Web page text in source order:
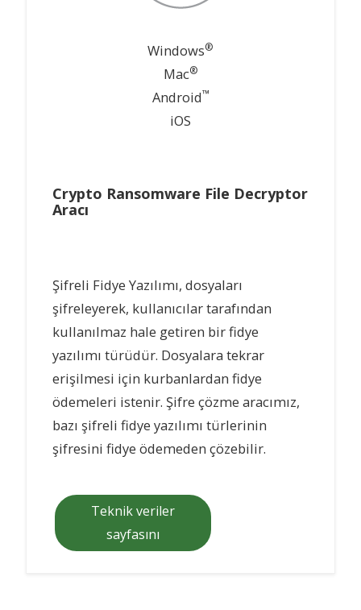
Windows®
Mac®
Android™
iOS
Crypto Ransomware File Decryptor
Aracı
Şifreli Fidye Yazılımı, dosyaları
şifreleyerek, kullanıcılar tarafından
kullanılmaz hale getiren bir fidye
yazılımı türüdür. Dosyalara tekrar
erişilmesi için kurbanlardan fidye
ödemeleri istenir. Şifre çözme aracımız,
bazı şifreli fidye yazılımı türlerinin
şifresini fidye ödemeden çözebilir.
Teknik veriler
sayfasını